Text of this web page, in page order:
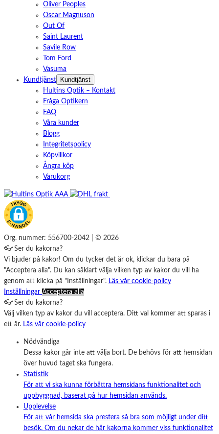
Oliver Peoples
Oscar Magnuson
Out Of
Saint Laurent
Savile Row
Tom Ford
Vasuma
Kundtjänst
Kundtjänst
Hultins Optik – Kontakt
Fråga Optikern
FAQ
Våra kunder
Blogg
Integritetspolicy
Köpvillkor
Ångra köp
Varukorg
Org. nummer: 556700-2042 | © 2026
👓 Ser du kakorna?
Vi bjuder på kakor! Om du tycker det är ok, klickar du bara på
"Acceptera alla". Du kan såklart välja vilken typ av kakor du vill ha
genom att klicka på "Inställningar". Läs vår cookie-policy
Inställningar Acceptera alla
👓 Ser du kakorna?
Välj vilken typ av kakor du vill acceptera. Ditt val kommer att sparas i
ett år. Läs vår cookie-policy
Nödvändiga
Dessa kakor går inte att välja bort. De behövs för att hemsidan
över huvud taget ska fungera.
Statistik
För att vi ska kunna förbättra hemsidans funktionalitet och
uppbyggnad, baserat på hur hemsidan används.
Upplevelse
För att vår hemsida ska prestera så bra som möjligt under ditt
besök. Om du nekar de här kakorna kommer viss funktionalitet